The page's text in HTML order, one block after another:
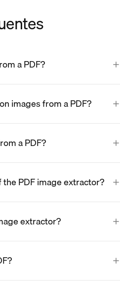
a PDF?
images from a PDF?
a PDF?
PDF image extractor?
extractor?